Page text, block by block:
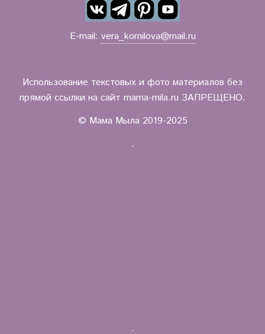
E-mail: vera_kornilova@mail.ru
Использование текстовых и фото материалов без
прямой ссылки на сайт mama-mila.ru ЗАПРЕЩЕНО.
© Мама Мыла 2019-2025
.
.